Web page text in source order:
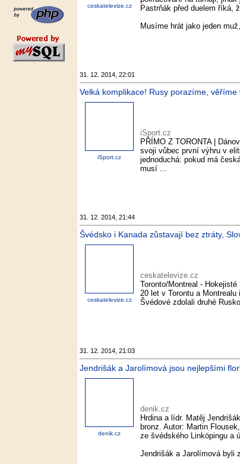
ceskatelevize.cz
Pastrňák před duelem říká,
Musíme hrát jako jeden
31. 12. 2014, 22:01
Velká komplikace! Rusy porazíme,
iSport.cz
iSport.cz
PŘÍMO Z TORONTA |
svoji vůbec první výhru v
jednoduchá: pokud má
musí ...
31. 12. 2014, 21:44
Švédsko i Kanada zůstavají bez ztráty,
ceskatelevize.cz
ceskatelevize.cz
Toronto/Montreal -
20 let v Torontu a
Švédové zdolali druhé
31. 12. 2014, 21:03
Jendrišák a Jarolímová jsou nejlepšími
denik.cz
denik.cz
Hrdina a lídr. Matěj
bronz. Autor: Martin
ze švédského Linköpingu a
Jendrišák a Jarolímová byli